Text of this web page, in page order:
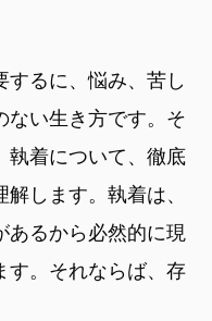
するに、悩み、苦し
ない生き方です。そ
執着について、徹底
します。執着は、
あるから必然的に現
す。それならば、存